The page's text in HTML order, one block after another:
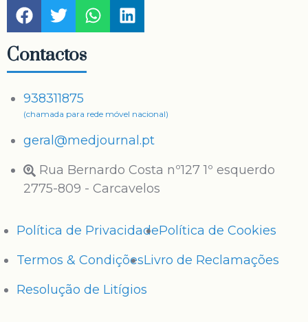
Contactos
938311875
(chamada para rede móvel nacional)
geral@medjournal.pt
Rua Bernardo Costa nº127 1º esquerdo
2775-809 - Carcavelos
Política de PrivacidadePolítica de Cookies
Termos & CondiçõesLivro de Reclamações
Resolução de Litígios